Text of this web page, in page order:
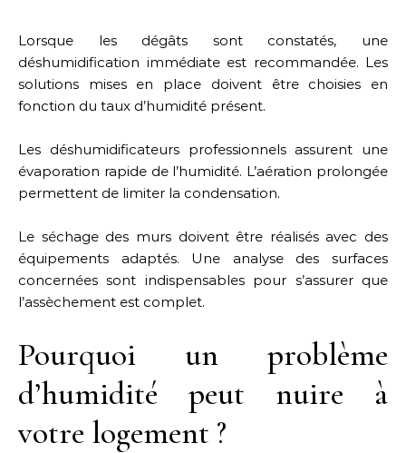
Lorsque les dégâts sont constatés, une
déshumidification immédiate est recommandée. Les
solutions mises en place doivent être choisies en
fonction du taux d’humidité présent.
Les déshumidificateurs professionnels assurent une
évaporation rapide de l’humidité. L’aération prolongée
permettent de limiter la condensation.
Le séchage des murs doivent être réalisés avec des
équipements adaptés. Une analyse des surfaces
concernées sont indispensables pour s’assurer que
l’assèchement est complet.
Pourquoi un problème
d’humidité peut nuire à
votre logement ?